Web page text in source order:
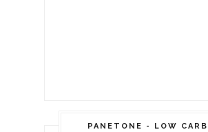
PANETONE - LOW CARB